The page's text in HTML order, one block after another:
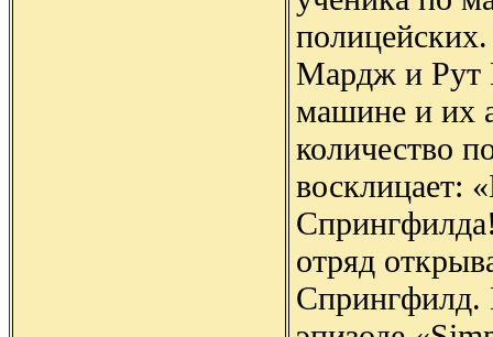
Мардж и Рут
машине и их
количество
восклицает:
отряд
Спрингфилд.